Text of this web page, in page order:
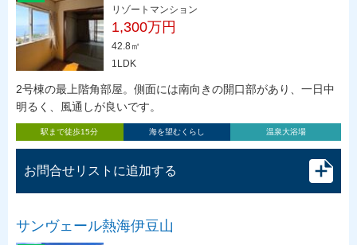
リゾートマンション
1,300万円
42.8㎡
1LDK
2号棟の最上階角部屋。側面には南向きの開口部があり、一日中
明るく、風通しが良いです。
駅まで徒歩15分 海を望むくらし 温泉大浴場
お問合せリストに追加する
サンヴェール熱海伊豆山